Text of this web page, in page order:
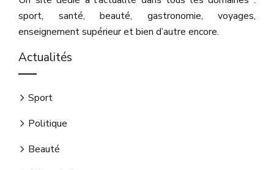
sport, santé, beauté, gastronomie, voyages,
enseignement supérieur et bien d’autre encore.
Actualités
Sport
Politique
Beauté